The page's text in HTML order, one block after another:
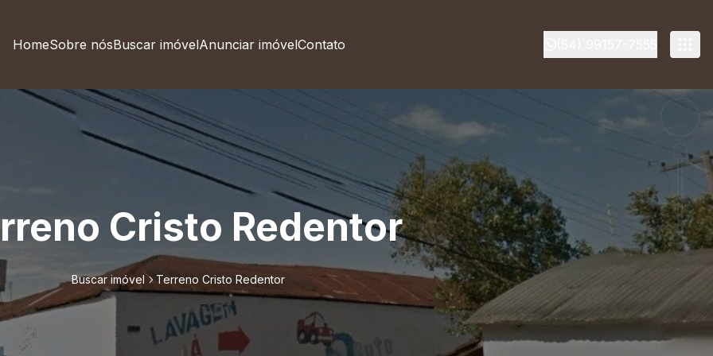
HomeSobre nósBuscar imóvelAnunciar imóvelContato
Cristo Redentor
Buscar imóvel Terreno Cristo Redentor